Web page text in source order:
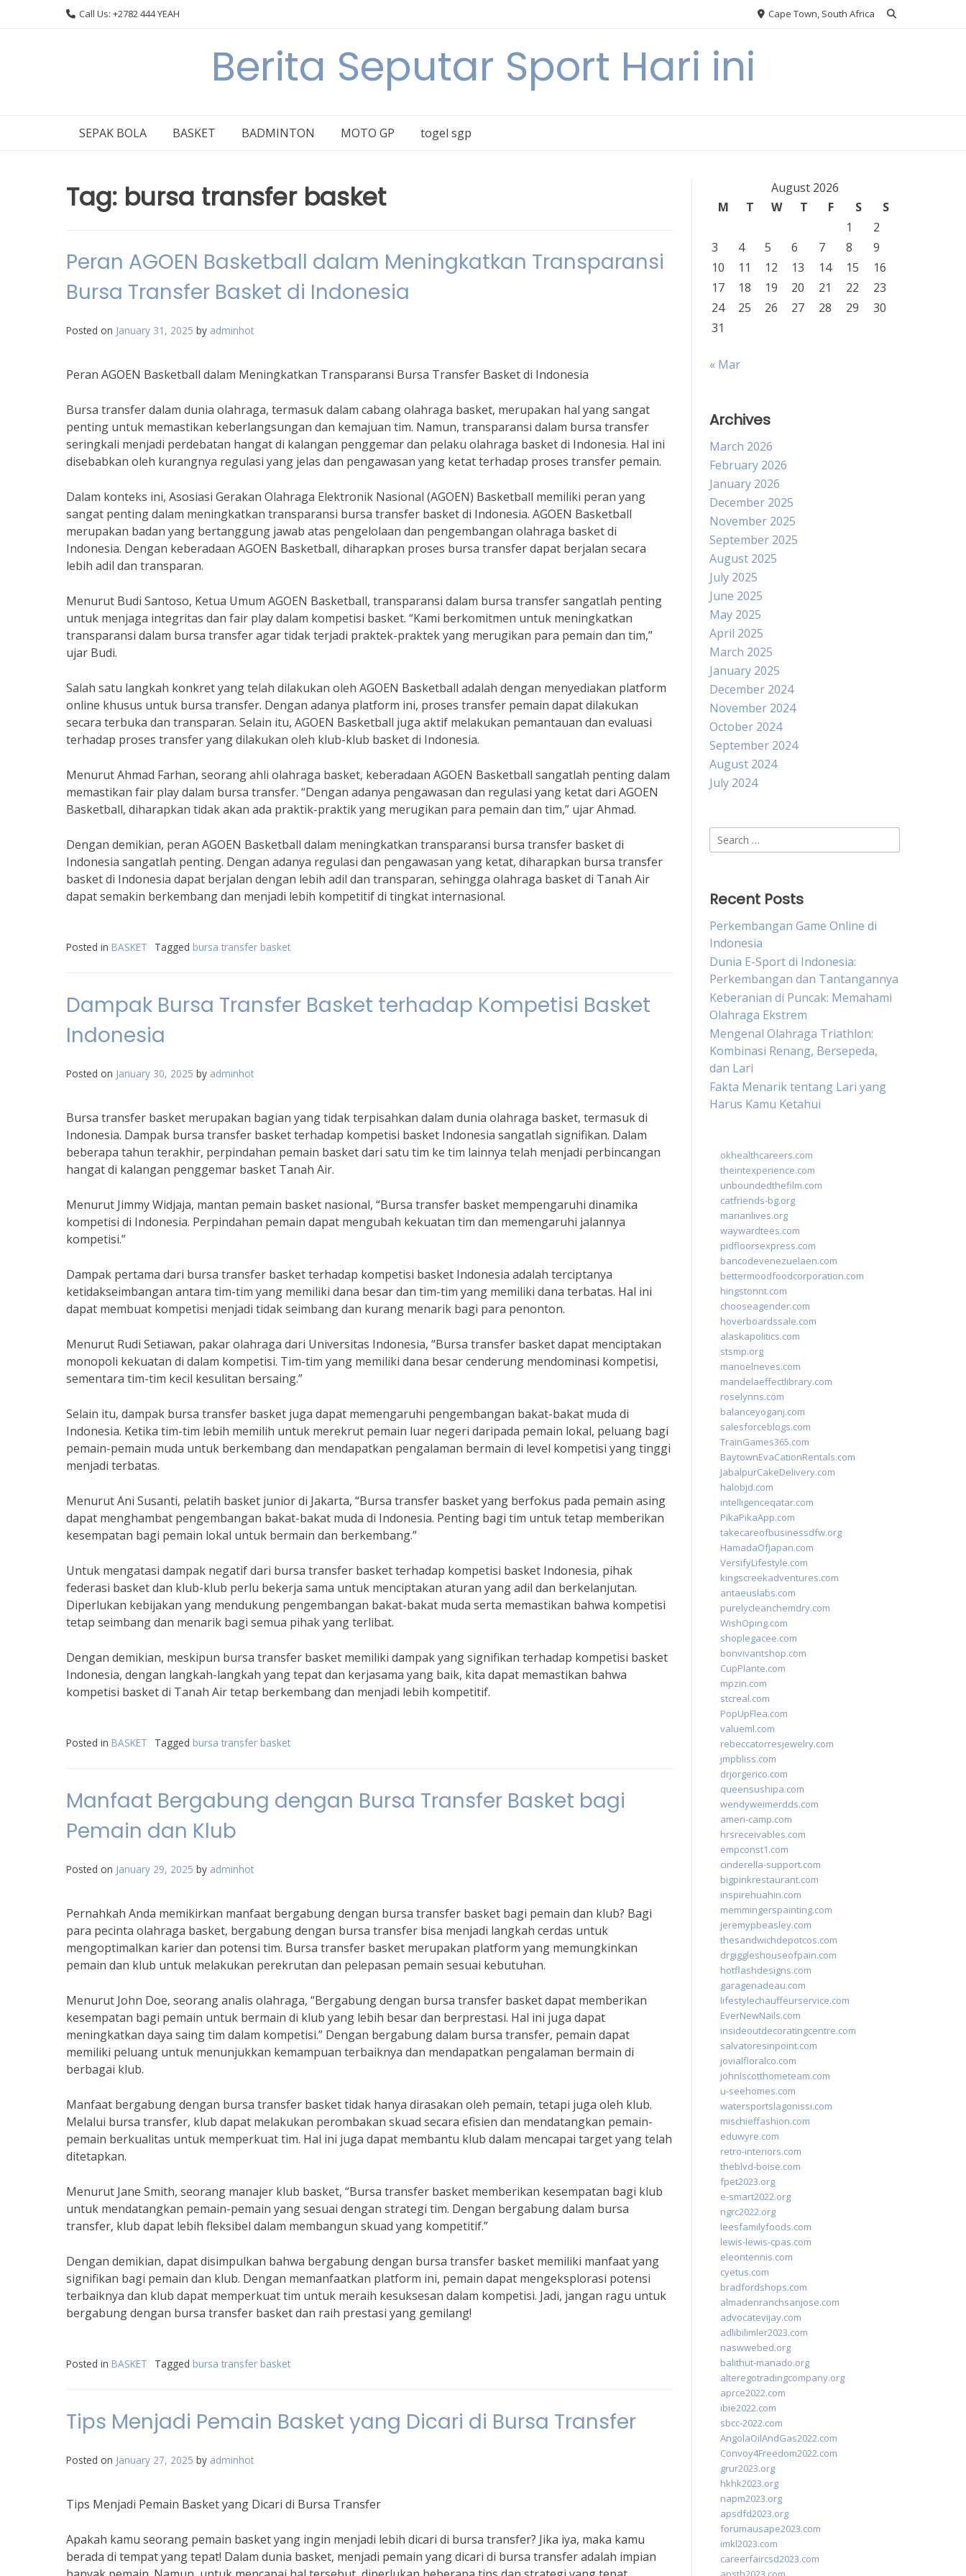
Call Us: +2782 444 YEAH Cape Town, South Africa
Berita Seputar Sport Hari ini
SEPAK BOLA BASKET BADMINTON MOTO GP togel sgp
Tag: bursa transfer basket
Peran AGOEN Basketball dalam Meningkatkan Transparansi
Bursa Transfer Basket di Indonesia
Posted on January 31, 2025 by adminhot
Peran AGOEN Basketball dalam Meningkatkan Transparansi Bursa Transfer Basket di Indonesia
Bursa transfer dalam dunia olahraga, termasuk dalam cabang olahraga basket, merupakan hal yang sangat
penting untuk memastikan keberlangsungan dan kemajuan tim. Namun, transparansi dalam bursa transfer
seringkali menjadi perdebatan hangat di kalangan penggemar dan pelaku olahraga basket di Indonesia. Hal ini
disebabkan oleh kurangnya regulasi yang jelas dan pengawasan yang ketat terhadap proses transfer pemain.
Dalam konteks ini, Asosiasi Gerakan Olahraga Elektronik Nasional (AGOEN) Basketball memiliki peran yang
sangat penting dalam meningkatkan transparansi bursa transfer basket di Indonesia. AGOEN Basketball
merupakan badan yang bertanggung jawab atas pengelolaan dan pengembangan olahraga basket di
Indonesia. Dengan keberadaan AGOEN Basketball, diharapkan proses bursa transfer dapat berjalan secara
lebih adil dan transparan.
Menurut Budi Santoso, Ketua Umum AGOEN Basketball, transparansi dalam bursa transfer sangatlah penting
untuk menjaga integritas dan fair play dalam kompetisi basket. “Kami berkomitmen untuk meningkatkan
transparansi dalam bursa transfer agar tidak terjadi praktek-praktek yang merugikan para pemain dan tim,”
ujar Budi.
Salah satu langkah konkret yang telah dilakukan oleh AGOEN Basketball adalah dengan menyediakan platform
online khusus untuk bursa transfer. Dengan adanya platform ini, proses transfer pemain dapat dilakukan
secara terbuka dan transparan. Selain itu, AGOEN Basketball juga aktif melakukan pemantauan dan evaluasi
terhadap proses transfer yang dilakukan oleh klub-klub basket di Indonesia.
Menurut Ahmad Farhan, seorang ahli olahraga basket, keberadaan AGOEN Basketball sangatlah penting dalam
memastikan fair play dalam bursa transfer. “Dengan adanya pengawasan dan regulasi yang ketat dari AGOEN
Basketball, diharapkan tidak akan ada praktik-praktik yang merugikan para pemain dan tim,” ujar Ahmad.
Dengan demikian, peran AGOEN Basketball dalam meningkatkan transparansi bursa transfer basket di
Indonesia sangatlah penting. Dengan adanya regulasi dan pengawasan yang ketat, diharapkan bursa transfer
basket di Indonesia dapat berjalan dengan lebih adil dan transparan, sehingga olahraga basket di Tanah Air
dapat semakin berkembang dan menjadi lebih kompetitif di tingkat internasional.
Posted in BASKET Tagged bursa transfer basket
Dampak Bursa Transfer Basket terhadap Kompetisi Basket
Indonesia
Posted on January 30, 2025 by adminhot
Bursa transfer basket merupakan bagian yang tidak terpisahkan dalam dunia olahraga basket, termasuk di
Indonesia. Dampak bursa transfer basket terhadap kompetisi basket Indonesia sangatlah signifikan. Dalam
beberapa tahun terakhir, perpindahan pemain basket dari satu tim ke tim lainnya telah menjadi perbincangan
hangat di kalangan penggemar basket Tanah Air.
Menurut Jimmy Widjaja, mantan pemain basket nasional, “Bursa transfer basket mempengaruhi dinamika
kompetisi di Indonesia. Perpindahan pemain dapat mengubah kekuatan tim dan memengaruhi jalannya
kompetisi.”
Dampak pertama dari bursa transfer basket terhadap kompetisi basket Indonesia adalah terciptanya
ketidakseimbangan antara tim-tim yang memiliki dana besar dan tim-tim yang memiliki dana terbatas. Hal ini
dapat membuat kompetisi menjadi tidak seimbang dan kurang menarik bagi para penonton.
Menurut Rudi Setiawan, pakar olahraga dari Universitas Indonesia, “Bursa transfer basket dapat menciptakan
monopoli kekuatan di dalam kompetisi. Tim-tim yang memiliki dana besar cenderung mendominasi kompetisi,
sementara tim-tim kecil kesulitan bersaing.”
Selain itu, dampak bursa transfer basket juga dapat memengaruhi pengembangan bakat-bakat muda di
Indonesia. Ketika tim-tim lebih memilih untuk merekrut pemain luar negeri daripada pemain lokal, peluang bagi
pemain-pemain muda untuk berkembang dan mendapatkan pengalaman bermain di level kompetisi yang tinggi
menjadi terbatas.
Menurut Ani Susanti, pelatih basket junior di Jakarta, “Bursa transfer basket yang berfokus pada pemain asing
dapat menghambat pengembangan bakat-bakat muda di Indonesia. Penting bagi tim untuk tetap memberikan
kesempatan bagi pemain lokal untuk bermain dan berkembang.”
Untuk mengatasi dampak negatif dari bursa transfer basket terhadap kompetisi basket Indonesia, pihak
federasi basket dan klub-klub perlu bekerja sama untuk menciptakan aturan yang adil dan berkelanjutan.
Diperlukan kebijakan yang mendukung pengembangan bakat-bakat muda serta memastikan bahwa kompetisi
tetap seimbang dan menarik bagi semua pihak yang terlibat.
Dengan demikian, meskipun bursa transfer basket memiliki dampak yang signifikan terhadap kompetisi basket
Indonesia, dengan langkah-langkah yang tepat dan kerjasama yang baik, kita dapat memastikan bahwa
kompetisi basket di Tanah Air tetap berkembang dan menjadi lebih kompetitif.
Posted in BASKET Tagged bursa transfer basket
Manfaat Bergabung dengan Bursa Transfer Basket bagi
Pemain dan Klub
Posted on January 29, 2025 by adminhot
Pernahkah Anda memikirkan manfaat bergabung dengan bursa transfer basket bagi pemain dan klub? Bagi
para pecinta olahraga basket, bergabung dengan bursa transfer bisa menjadi langkah cerdas untuk
mengoptimalkan karier dan potensi tim. Bursa transfer basket merupakan platform yang memungkinkan
pemain dan klub untuk melakukan perekrutan dan pelepasan pemain sesuai kebutuhan.
Menurut John Doe, seorang analis olahraga, “Bergabung dengan bursa transfer basket dapat memberikan
kesempatan bagi pemain untuk bermain di klub yang lebih besar dan berprestasi. Hal ini juga dapat
meningkatkan daya saing tim dalam kompetisi.” Dengan bergabung dalam bursa transfer, pemain dapat
memiliki peluang untuk menunjukkan kemampuan terbaiknya dan mendapatkan pengalaman bermain di
berbagai klub.
Manfaat bergabung dengan bursa transfer basket tidak hanya dirasakan oleh pemain, tetapi juga oleh klub.
Melalui bursa transfer, klub dapat melakukan perombakan skuad secara efisien dan mendatangkan pemain-
pemain berkualitas untuk memperkuat tim. Hal ini juga dapat membantu klub dalam mencapai target yang telah
ditetapkan.
Menurut Jane Smith, seorang manajer klub basket, “Bursa transfer basket memberikan kesempatan bagi klub
untuk mendatangkan pemain-pemain yang sesuai dengan strategi tim. Dengan bergabung dalam bursa
transfer, klub dapat lebih fleksibel dalam membangun skuad yang kompetitif.”
Dengan demikian, dapat disimpulkan bahwa bergabung dengan bursa transfer basket memiliki manfaat yang
signifikan bagi pemain dan klub. Dengan memanfaatkan platform ini, pemain dapat mengeksplorasi potensi
terbaiknya dan klub dapat memperkuat tim untuk meraih kesuksesan dalam kompetisi. Jadi, jangan ragu untuk
bergabung dengan bursa transfer basket dan raih prestasi yang gemilang!
Posted in BASKET Tagged bursa transfer basket
Tips Menjadi Pemain Basket yang Dicari di Bursa Transfer
Posted on January 27, 2025 by adminhot
Tips Menjadi Pemain Basket yang Dicari di Bursa Transfer
Apakah kamu seorang pemain basket yang ingin menjadi lebih dicari di bursa transfer? Jika iya, maka kamu
berada di tempat yang tepat! Dalam dunia basket, menjadi pemain yang dicari di bursa transfer adalah impian
August 2026
M
T W T F S
S
1
2
3
4 5 6 7 8
9
10
11 12 13 14 15
16
17
18 19 20 21 22
23
24
25 26 27 28 29
30
31
« Mar
Archives
March 2026
February 2026
January 2026
December 2025
November 2025
September 2025
August 2025
July 2025
June 2025
May 2025
April 2025
March 2025
January 2025
December 2024
November 2024
October 2024
September 2024
August 2024
July 2024
Search
for:
Recent Posts
Perkembangan Game Online di
Indonesia
Dunia E-Sport di Indonesia:
Perkembangan dan Tantangannya
Keberanian di Puncak: Memahami
Olahraga Ekstrem
Mengenal Olahraga Triathlon:
Kombinasi Renang, Bersepeda,
dan Lari
Fakta Menarik tentang Lari yang
Harus Kamu Ketahui
okhealthcareers.com
theintexperience.com
unboundedthefilm.com
catfriends-bg.org
marianlives.org
waywardtees.com
pidfloorsexpress.com
bancodevenezuelaen.com
bettermoodfoodcorporation.com
hingstonnt.com
chooseagender.com
hoverboardssale.com
alaskapolitics.com
stsmp.org
manoelneves.com
mandelaeffectlibrary.com
roselynns.com
balanceyoganj.com
salesforceblogs.com
TrainGames365.com
BaytownEvaCationRentals.com
JabalpurCakeDelivery.com
halobjd.com
intelligenceqatar.com
PikaPikaApp.com
takecareofbusinessdfw.org
HamadaOfJapan.com
VersifyLifestyle.com
kingscreekadventures.com
antaeuslabs.com
purelycleanchemdry.com
WishOping.com
shoplegacee.com
bonvivantshop.com
CupPlante.com
mpzin.com
stcreal.com
PopUpFlea.com
valueml.com
rebeccatorresjewelry.com
jmpbliss.com
drjorgerico.com
queensushipa.com
wendyweimerdds.com
ameri-camp.com
hrsreceivables.com
empconst1.com
cinderella-support.com
bigpinkrestaurant.com
inspirehuahin.com
memmingerspainting.com
jeremypbeasley.com
thesandwichdepotcos.com
drgiggleshouseofpain.com
hotflashdesigns.com
garagenadeau.com
lifestylechauffeurservice.com
EverNewNails.com
insideoutdecoratingcentre.com
salvatoresinpoint.com
jovialfloralco.com
johnlscotthometeam.com
u-seehomes.com
watersportslagonissi.com
mischieffashion.com
eduwyre.com
retro-interiors.com
theblvd-boise.com
fpet2023.org
e-smart2022.org
ngrc2022.org
leesfamilyfoods.com
lewis-lewis-cpas.com
eleontennis.com
cyetus.com
bradfordshops.com
almadenranchsanjose.com
advocatevijay.com
adlibilimler2023.com
naswwebed.org
balithut-manado.org
alteregotradingcompany.org
aprce2022.com
ibie2022.com
sbcc-2022.com
AngolaOilAndGas2022.com
Convoy4Freedom2022.com
grur2023.org
hkhk2023.org
napm2023.org
apsdfd2023.org
forumausape2023.com
imkl2023.com
careerfaircsd2023.com